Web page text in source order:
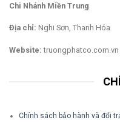
Chi Nhánh Miền Trung
Địa chỉ: Nghi Sơn, Thanh Hóa
Website: truongphatco.com.vn
Chính sách bảo hành và đổi